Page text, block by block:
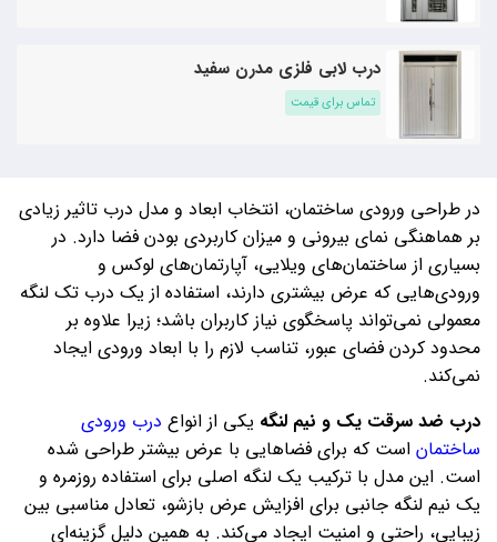
درب لابی فلزی مدرن سفید
تماس برای قیمت
در طراحی ورودی ساختمان، انتخاب ابعاد و مدل درب تاثیر زیادی
بر هماهنگی نمای بیرونی و میزان کاربردی بودن فضا دارد. در
بسیاری از ساختمان‌های ویلایی، آپارتمان‌های لوکس و
ورودی‌هایی که عرض بیشتری دارند، استفاده از یک درب تک‌ لنگه
معمولی نمی‌تواند پاسخگوی نیاز کاربران باشد؛ زیرا علاوه بر
محدود کردن فضای عبور، تناسب لازم را با ابعاد ورودی ایجاد
نمی‌کند.
درب ضد سرقت یک و نیم لنگه یکی از انواع درب ورودی
ساختمان است که برای فضاهایی با عرض بیشتر طراحی شده
است. این مدل با ترکیب یک لنگه اصلی برای استفاده روزمره و
یک نیم‌ لنگه جانبی برای افزایش عرض بازشو، تعادل مناسبی بین
زیبایی، راحتی و امنیت ایجاد می‌کند. به همین دلیل گزینه‌ای